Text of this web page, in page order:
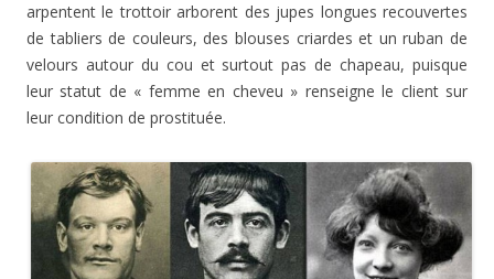
arpentent le trottoir arborent des jupes longues recouvertes
de tabliers de couleurs, des blouses criardes et un ruban de
velours autour du cou et surtout pas de chapeau, puisque
leur statut de « femme en cheveu » renseigne le client sur
leur condition de prostituée.